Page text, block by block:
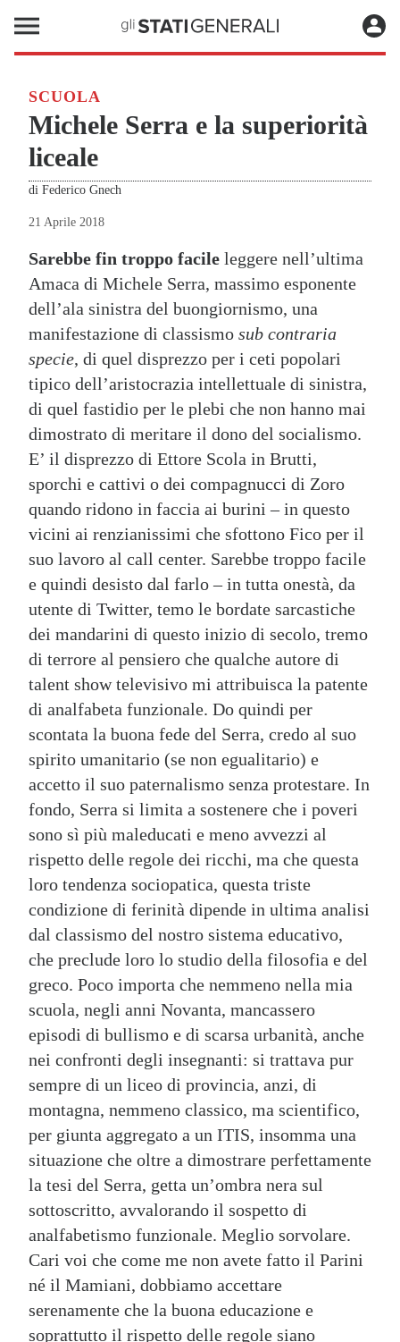
SCUOLA
Michele Serra e la superiorità
liceale
di Federico Gnech
21 Aprile 2018
Sarebbe fin troppo facile leggere nell’ultima
Amaca di Michele Serra, massimo esponente
dell’ala sinistra del buongiornismo, una
manifestazione di classismo sub contraria
specie, di quel disprezzo per i ceti popolari
tipico dell’aristocrazia intellettuale di sinistra,
di quel fastidio per le plebi che non hanno mai
dimostrato di meritare il dono del socialismo.
E’ il disprezzo di Ettore Scola in Brutti,
sporchi e cattivi o dei compagnucci di Zoro
quando ridono in faccia ai burini – in questo
vicini ai renzianissimi che sfottono Fico per il
suo lavoro al call center. Sarebbe troppo facile
e quindi desisto dal farlo – in tutta onestà, da
utente di Twitter, temo le bordate sarcastiche
dei mandarini di questo inizio di secolo, tremo
di terrore al pensiero che qualche autore di
talent show televisivo mi attribuisca la patente
di analfabeta funzionale. Do quindi per
scontata la buona fede del Serra, credo al suo
spirito umanitario (se non egualitario) e
accetto il suo paternalismo senza protestare. In
fondo, Serra si limita a sostenere che i poveri
sono sì più maleducati e meno avvezzi al
rispetto delle regole dei ricchi, ma che questa
loro tendenza sociopatica, questa triste
condizione di ferinità dipende in ultima analisi
dal classismo del nostro sistema educativo,
che preclude loro lo studio della filosofia e del
greco. Poco importa che nemmeno nella mia
scuola, negli anni Novanta, mancassero
episodi di bullismo e di scarsa urbanità, anche
nei confronti degli insegnanti: si trattava pur
sempre di un liceo di provincia, anzi, di
montagna, nemmeno classico, ma scientifico,
per giunta aggregato a un ITIS, insomma una
situazione che oltre a dimostrare perfettamente
la tesi del Serra, getta un’ombra nera sul
sottoscritto, avvalorando il sospetto di
analfabetismo funzionale. Meglio sorvolare.
Cari voi che come me non avete fatto il Parini
né il Mamiani, dobbiamo accettare
serenamente che la buona educazione e
soprattutto il rispetto delle regole siano